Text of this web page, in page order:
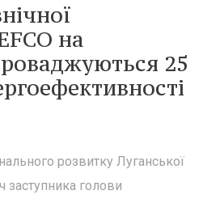
на
25
розвитку Луганської
заступника голови